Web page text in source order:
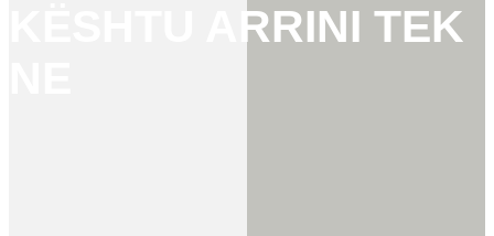
KËSHTU ARRINI TEK